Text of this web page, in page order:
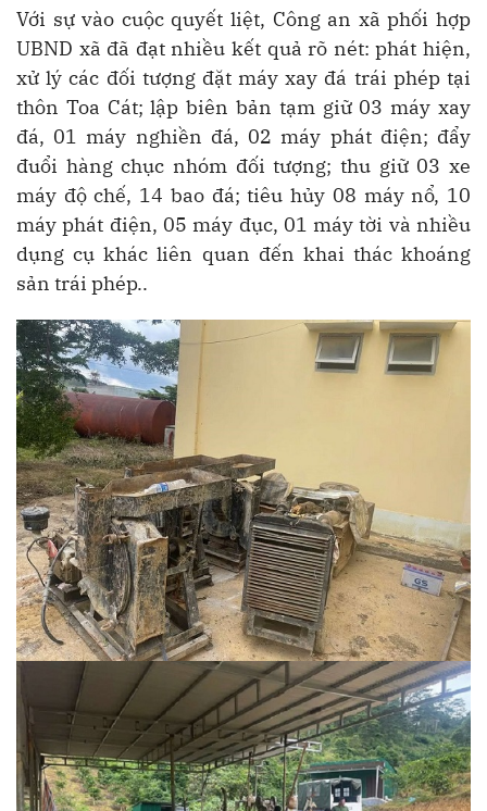
Với sự vào cuộc quyết liệt, Công an xã phối hợp
UBND xã đã đạt nhiều kết quả rõ nét: phát hiện,
xử lý các đối tượng đặt máy xay đá trái phép tại
thôn Toa Cát; lập biên bản tạm giữ 03 máy xay
đá, 01 máy nghiền đá, 02 máy phát điện; đẩy
đuổi hàng chục nhóm đối tượng; thu giữ 03 xe
máy độ chế, 14 bao đá; tiêu hủy 08 máy nổ, 10
máy phát điện, 05 máy đục, 01 máy tời và nhiều
dụng cụ khác liên quan đến khai thác khoáng
sản trái phép..